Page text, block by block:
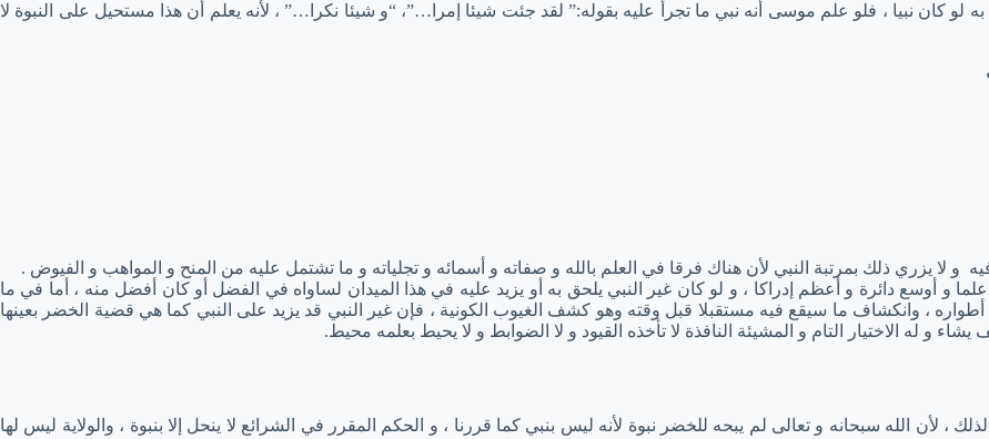
لو كان نبيا ، فلو علم موسى أنه نبي ما تجرأ عليه بقوله:” لقد جئت شيئا إمرا…”، “و شيئا نكرا…” ، لأنه يعلم أن هذا مستحيل على النبوة لا
فيه و لا يزري ذلك بمرتبة النبي لأن هناك فرقا في العلم بالله و صفاته و أسمائه و تجلياته و ما تشتمل عليه من المنح و المواهب و الفيوض .
علما و أوسع دائرة و أعظم إدراكا ، و لو كان غير النبي يلحق به أو يزيد عليه في هذا الميدان لساواه في الفضل أو كان أفضل منه ، أما في ما
، وانكشاف ما سيقع فيه مستقبلا قبل وقته وهو كشف الغيوب الكونية ، فإن غير النبي قد يزيد على النبي كما هي قضية الخضر بعينها
له الاختيار التام و المشيئة النافذة لا تأخذه القيود و لا الضوابط و لا يحيط بعلمه محيط.
الله سبحانه و تعالى لم يبحه للخضر نبوة لأنه ليس بنبي كما قررنا ، و الحكم المقرر في الشرائع لا ينحل إلا بنبوة ، والولاية ليس لها